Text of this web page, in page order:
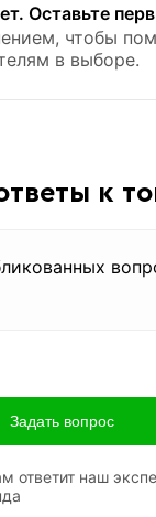
Оставьте
чтобы
в выборе.
к
Задать вопрос
ответит наш